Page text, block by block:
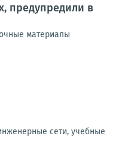
предупредили в
материалы
сети, учебные